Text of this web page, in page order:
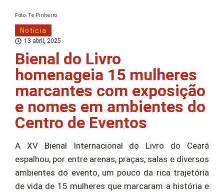
Foto: Te Pinheiro
Notícia
13 abril, 2025
Bienal do Livro
homenageia 15 mulheres
marcantes com exposição
e nomes em ambientes do
Centro de Eventos
A XV Bienal Internacional do Livro do Ceará
espalhou, por entre arenas, praças, salas e diversos
ambientes do evento, um pouco da rica trajetória
de vida de 15 mulheres que marcaram a história e